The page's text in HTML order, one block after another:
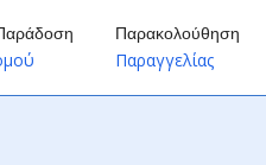
Παρακολούθηση
Παραγγελίας